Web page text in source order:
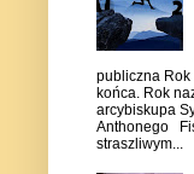
publiczna Rok
końca. Rok
arcybiskupa
Anthonego
straszliwym...